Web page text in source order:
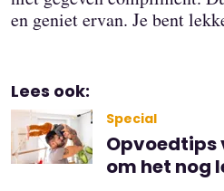
en geniet ervan. Je bent
Lees ook:
Special
Opvoedtips
om het nog